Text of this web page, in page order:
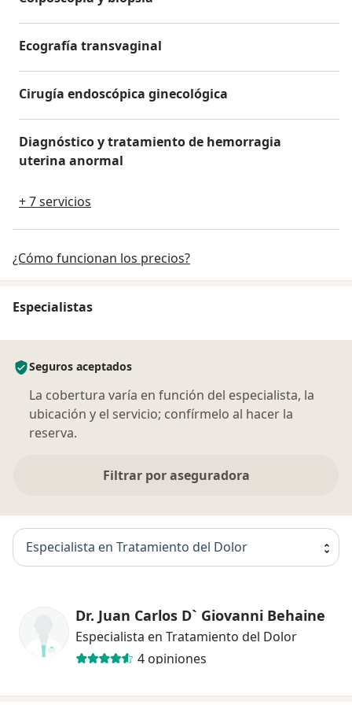
Ecografía transvaginal
Cirugía endoscópica ginecológica
Diagnóstico y tratamiento de hemorragia
uterina anormal
+ 7 servicios
¿Cómo funcionan los precios?
Especialistas
Seguros aceptados
La cobertura varía en función del especialista, la
ubicación y el servicio; confírmelo al hacer la
reserva.
Filtrar por aseguradora
Especialista en Tratamiento del Dolor
Dr. Juan Carlos D` Giovanni Behaine
Especialista en Tratamiento del Dolor
4 opiniones